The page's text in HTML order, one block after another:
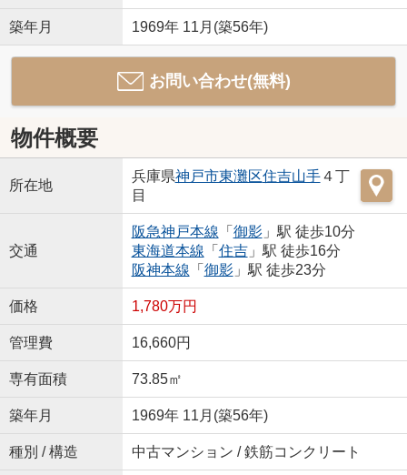
築年月 1969年 11月(築56年)
お問い合わせ(無料)
物件概要
所在地
兵庫県神戸市東灘区住吉山手４丁
目
交通
阪急神戸本線 「 御影」駅 徒歩10分
東海道本線 「 住吉」駅 徒歩16分
阪神本線 「 御影」駅 徒歩23分
価格 1,780万円
管理費 16,660円
専有面積 73.85㎡
築年月 1969年 11月(築56年)
種別 / 構造 中古マンション / 鉄筋コンクリート